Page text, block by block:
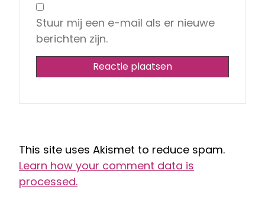
Stuur mij een e-mail als er nieuwe
berichten zijn.
This site uses Akismet to reduce spam.
Learn how your comment data is
processed.